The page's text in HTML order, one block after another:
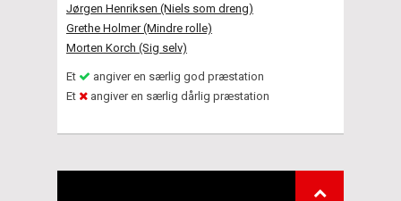
Jørgen Henriksen (Niels som dreng)
Grethe Holmer (Mindre rolle)
Morten Korch (Sig selv)
Et
angiver en særlig god præstation
Et
angiver en særlig dårlig præstation